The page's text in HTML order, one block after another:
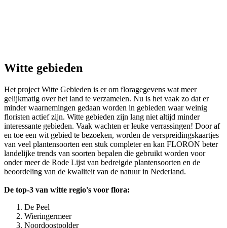
Witte gebieden
Het project Witte Gebieden is er om floragegevens wat meer
gelijkmatig over het land te verzamelen. Nu is het vaak zo dat er
minder waarnemingen gedaan worden in gebieden waar weinig
floristen actief zijn. Witte gebieden zijn lang niet altijd minder
interessante gebieden. Vaak wachten er leuke verrassingen! Door af
en toe een wit gebied te bezoeken, worden de verspreidingskaartjes
van veel plantensoorten een stuk completer en kan FLORON beter
landelijke trends van soorten bepalen die gebruikt worden voor
onder meer de Rode Lijst van bedreigde plantensoorten en de
beoordeling van de kwaliteit van de natuur in Nederland.
De top-3 van witte regio's voor flora:
De Peel
Wieringermeer
Noordoostpolder